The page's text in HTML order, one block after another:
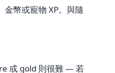
幣或寵物 XP。與隨
或 gold 則很難 — 若